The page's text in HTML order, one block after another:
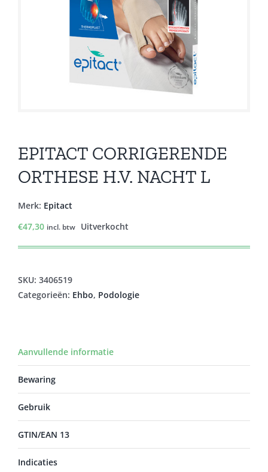
EPITACT CORRIGERENDE
ORTHESE H.V. NACHT L
Merk: Epitact
€47,30 incl. btw Uitverkocht
SKU: 3406519
Categorieën: Ehbo, Podologie
Aanvullende informatie
Bewaring
Gebruik
GTIN/EAN 13
Indicaties